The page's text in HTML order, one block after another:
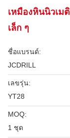
เหมืองหินนิวเม
เล็ก ๆ
ชื่อแบรนด์:
JCDRILL
เลขรุ่น:
YT28
MOQ:
1 ชุด